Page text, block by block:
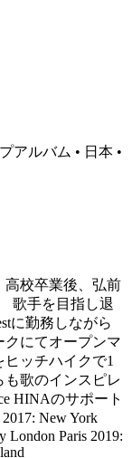
アルバム • 日本 •
高校卒業後、弘前
歌手を目指し退
に勤務しながら
にてオープンマ
ッチハイクで1
歌のインスピレ
HINAのサポート
New York
London Paris 2019: